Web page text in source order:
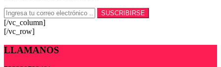
[/vc_column]
[/vc_row]
LLAMANOS